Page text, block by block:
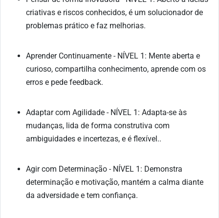
criativas e riscos conhecidos, é um solucionador de
problemas prático e faz melhorias.
Aprender Continuamente - NÍVEL 1: Mente aberta e
curioso, compartilha conhecimento, aprende com os
erros e pede feedback.
Adaptar com Agilidade - NÍVEL 1: Adapta-se às
mudanças, lida de forma construtiva com
ambiguidades e incertezas, e é flexível..
Agir com Determinação - NÍVEL 1: Demonstra
determinação e motivação, mantém a calma diante
da adversidade e tem confiança.